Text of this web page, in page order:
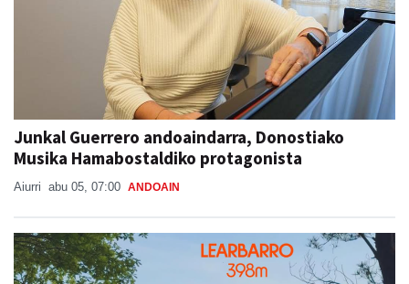
Junkal Guerrero andoaindarra, Donostiako
Musika Hamabostaldiko protagonista
Aiurri abu 05, 07:00 ANDOAIN